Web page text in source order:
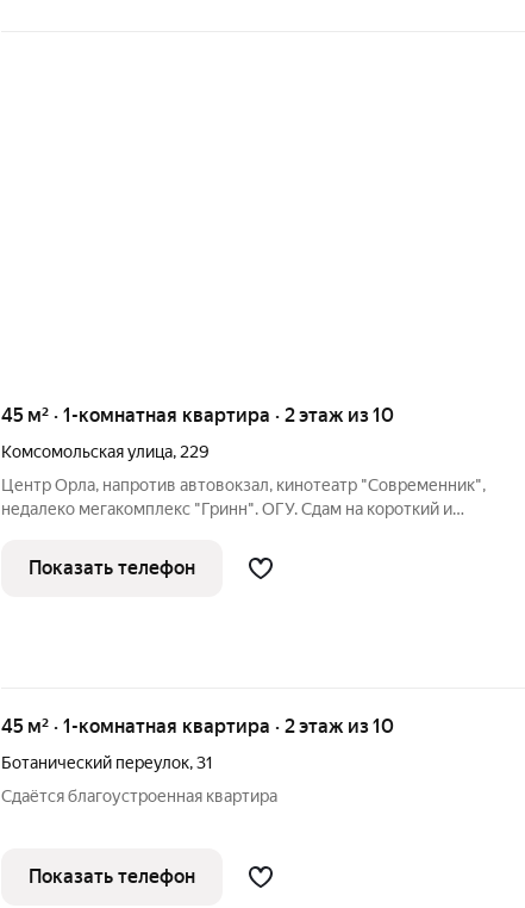
45 м² · 1-комнатная квартира · 2 этаж из 10
Комсомольская улица, 229
Центр Орла, напротив автовокзал, кинотеатр "Современник",
недалеко мегакомплекс "Гринн". ОГУ. Сдам на короткий и
бытовая техника,2+2 спальных места, безлимитный интернет WI-
FI, кабельное
Показать телефон
45 м² · 1-комнатная квартира · 2 этаж из 10
Ботанический переулок,31
Сдаётся благоустроенная квартира
Показать телефон